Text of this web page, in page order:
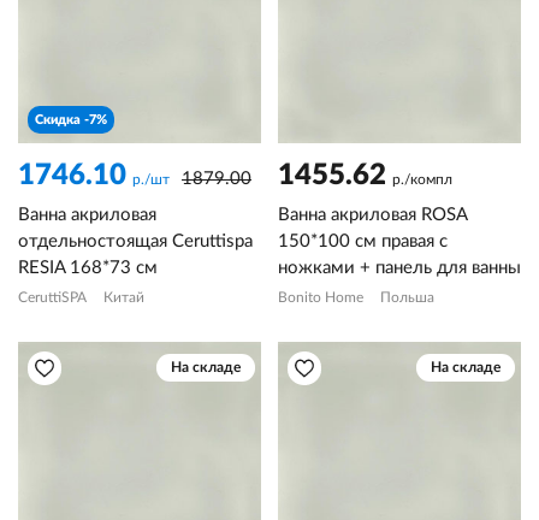
Скидка -7%
1746.10 р./шт
1879.00
Ванна акриловая
отдельностоящая Ceruttispa
RESIA 168*73 см
CeruttiSPA Китай
1455.62 р./компл
Ванна акриловая ROSA
150*100 см правая с
ножками + панель для ванны
Bonito Home Польша
На складе На складе